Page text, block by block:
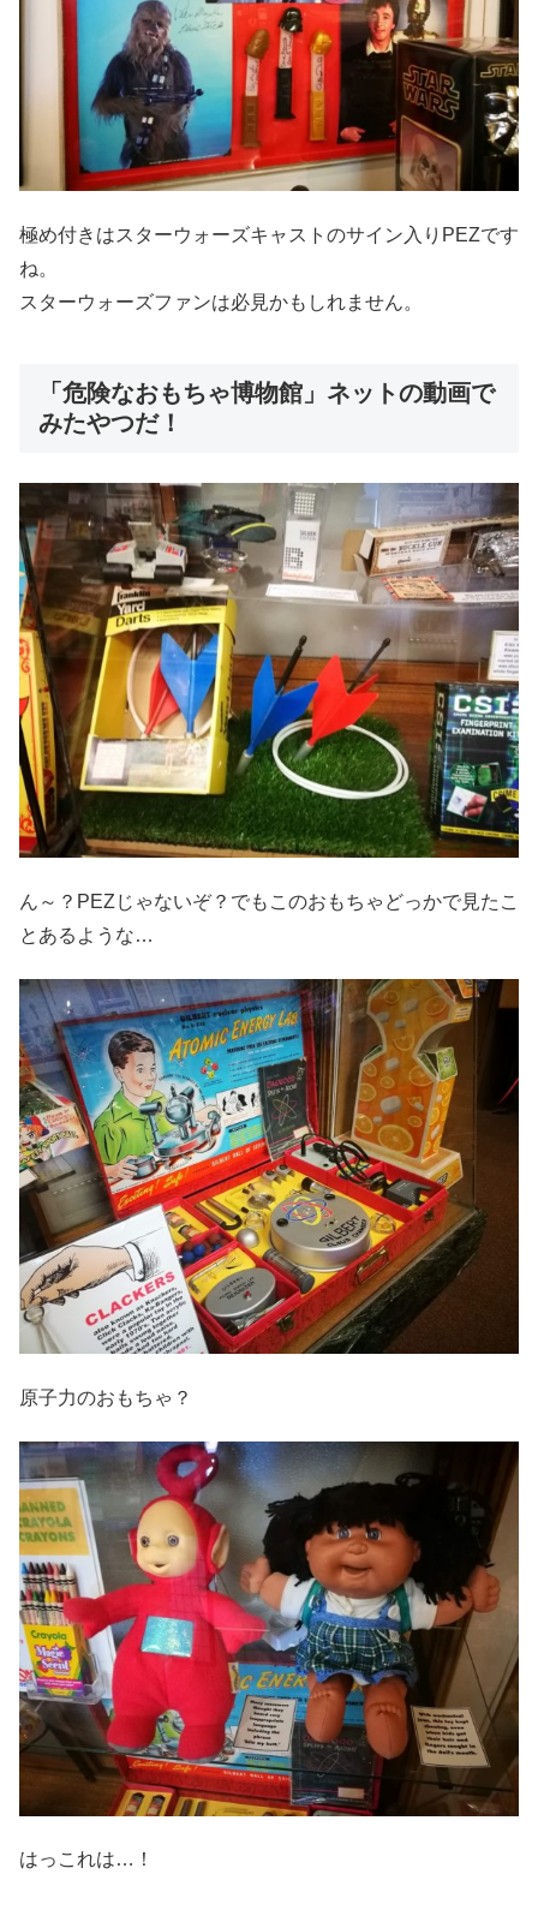
極め付きはスターウォーズキャストのサイン入りPEZです
ね。
スターウォーズファンは必見かもしれません。
「危険なおもちゃ博物館」ネットの動画で
みたやつだ！
ん～？PEZじゃないぞ？でもこのおもちゃどっかで見たこ
とあるような…
原子力のおもちゃ？
はっこれは…！